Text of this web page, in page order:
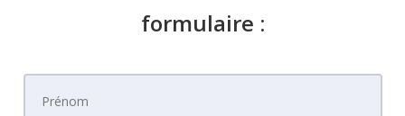
formulaire :